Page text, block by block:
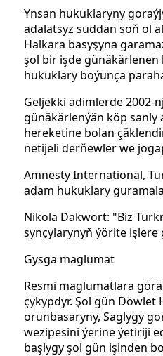
Ynsan hukuklaryny
adalatsyz suddan soň ol
Halkara basyşyna
şol bir işde
hukuklary boýunça
Geljekki ädimlerde 2002-
günäkärlenýän köp sanly
hereketine bolan
netijeli derňewler we
Amnesty International,
adam hukuklary
Nikola Dakwort: "Biz
synçylarynyň ýörite işlere
Gysga maglumat
Resmi maglumatlara
çykypdyr. Şol gün
orunbasaryny, Saglygy
wezipesini ýerine ýetiriji
başlygy şol gün işinden